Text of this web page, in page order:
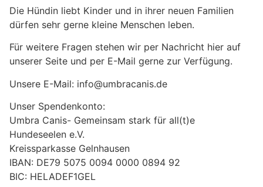
Die Hündin liebt Kinder und in ihrer neuen Familien
dürfen sehr gerne kleine Menschen leben.
Für weitere Fragen stehen wir per Nachricht hier auf
unserer Seite und per E-Mail gerne zur Verfügung.
Unsere E-Mail: info@umbracanis.de
Unser Spendenkonto:
Umbra Canis- Gemeinsam stark für all(t)e
Hundeseelen e.V.
Kreissparkasse Gelnhausen
IBAN: DE79 5075 0094 0000 0894 92
BIC: HELADEF1GEL